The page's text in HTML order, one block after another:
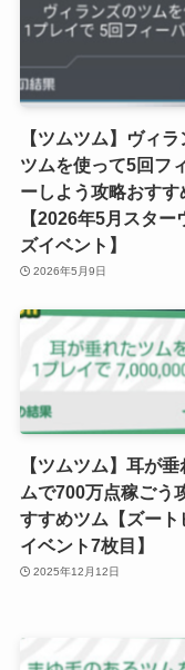
【ツムツム】ヴィ
ツムを使って5回フ
ーしよう攻略おすす
【2026年5月スター
ズイベント】
2026年5月9日
【ツムツム】耳が
ムで700万点稼ごう
すすめツム【ズート
イベント7枚目】
2025年12月12日